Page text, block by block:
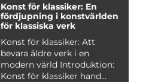
Konst för klassiker: En
fördjupning i konstvärlden
för klassiska verk
Konst för klassiker: Att
bevara äldre verk i en
modern värld Introduktion:
Konst för klassiker hand...